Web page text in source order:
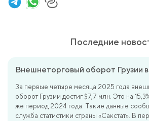
Последние
Внешнеторговый оборот Грузии
За первые четыре месяца 2025 года
оборот Грузии достиг $7,7 млн. Это на
же период 2024 года. Такие данные
служба статистики страны «Сакстат». В